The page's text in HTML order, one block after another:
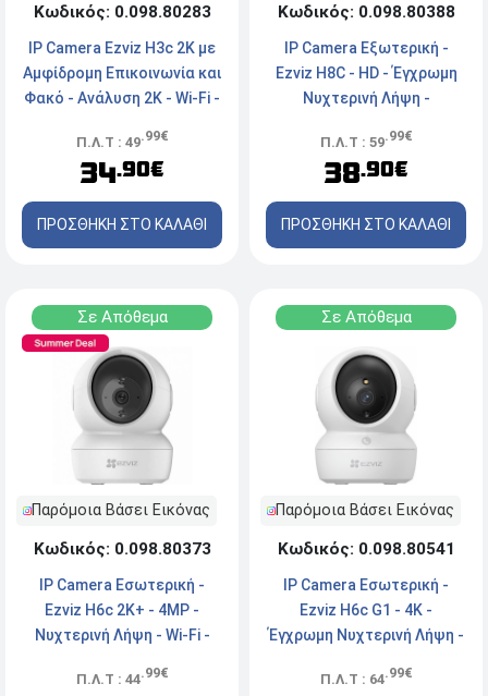
Κωδικός: 0.098.80283
IP Camera Ezviz H3c 2K με
Αμφίδρομη Επικοινωνία και
Φακό - Aνάλυση 2Κ - Wi-Fi -
Π.Λ.Τ : 49.99€
34.90€
ΠΡΟΣΘΗΚΗ ΣΤΟ ΚΑΛΑΘΙ
Κωδικός: 0.098.80388
IP Camera Εξωτερική -
Ezviz H8C - HD - Έγχρωμη
Νυχτερινή Λήψη -
Ενσύρματη - White
Π.Λ.Τ : 59.99€
38.90€
ΠΡΟΣΘΗΚΗ ΣΤΟ ΚΑΛΑΘΙ
Σε Απόθεμα
Παρόμοια Βάσει Εικόνας
Κωδικός: 0.098.80373
IP Camera Εσωτερική -
Ezviz H6c 2K+ - 4MP -
Νυχτερινή Λήψη - Wi-Fi -
Π.Λ.Τ : 44.99€
Σε Απόθεμα
Παρόμοια Βάσει Εικόνας
Κωδικός: 0.098.80541
IP Camera Εσωτερική -
Ezviz H6c G1 - 4K -
Έγχρωμη Νυχτερινή Λήψη -
White
Π.Λ.Τ : 64.99€